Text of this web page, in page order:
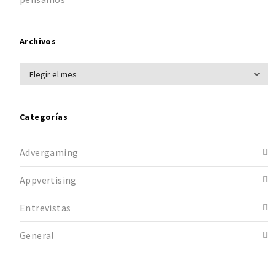
Archivos
Categorías
Advergaming
Appvertising
Entrevistas
General